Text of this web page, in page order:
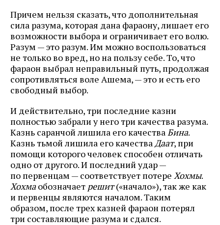
Причем нельзя сказать, что дополнительная
сила разума, которая дана фараону, лишает его
возможности выбора и ограничивает его волю.
Разум — это разум. Им можно воспользоваться
не только во вред, но на пользу себе. То, что
фараон выбрал неправильный путь, продолжая
сопротивляться воле Ашема, — это и есть его
свободный выбор.
И действительно, три последние казни
полностью забрали у него три качества разума.
Казнь саранчой лишила его качества Бина.
Казнь тьмой лишила его качества Даат, при
помощи которого человек способен отличать
одно от другого. И последний удар —
по первенцам — соответствует потере Хохмы.
Хохмаобозначает решит(«начало»), так же как
и первенцы являются началом. Таким
образом, после трех казней фараон потерял
три составляющие разума и сдался.